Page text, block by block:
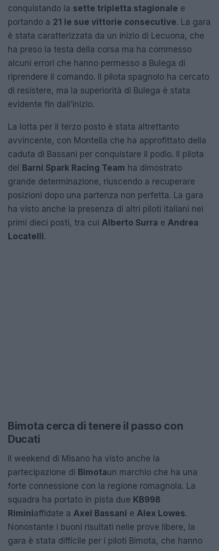
conquistando la sette tripletta stagionale e
portando a 21 le sue vittorie consecutive. La gara
è stata caratterizzata da un inizio di Lecuona, che
ha preso la testa della corsa ma ha commesso
alcuni errori che hanno permesso a Bulega di
riprendere il comando. Il pilota spagnolo ha cercato
di resistere, ma la superiorità di Bulega è stata
evidente fin dall’inizio.
La lotta per il terzo posto è stata altrettanto
avvincente, con Montella che ha approfittato della
caduta di Bassani per conquistare il podio. Il pilota
del
Barni Spark Racing Team ha dimostrato
grande determinazione, riuscendo a recuperare
posizioni dopo una partenza non perfetta. La gara
ha visto anche la presenza di altri piloti italiani nei
primi dieci posti, tra cui Alberto Surra e Andrea
Locatelli.
Bimota cerca di tenere il passo con
Ducati
Il weekend di Misano ha visto anche la
partecipazione di Bimotaun marchio che ha una
forte connessione con la regione romagnola. La
squadra ha portato in pista due KB998
Riminiaffidate a Axel Bassani e Alex Lowes.
Nonostante i buoni risultati nelle prove libere, la
gara è stata difficile per i piloti Bimota, che hanno